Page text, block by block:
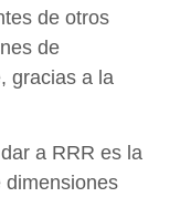
de otros
de
gracias a la
a RRR es la
dimensiones